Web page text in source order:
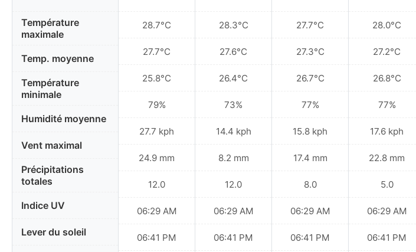
Température
maximale
Temp. moyenne
Température
minimale
Humidité moyenne
Vent maximal
Précipitations
totales
Indice UV
Lever du soleil
28.7°C
27.7°C
25.8°C
79%
27.7 kph
24.9 mm
12.0
06:29 AM
06:41 PM
28.3°C
27.6°C
26.4°C
73%
14.4 kph
8.2 mm
12.0
06:29 AM
06:41 PM
27.7°C
27.3°C
26.7°C
77%
15.8 kph
17.4 mm
8.0
06:29 AM
06:41 PM
28.0°C
27.2°C
26.8°C
77%
17.6 kph
22.8 mm
5.0
06:29 AM
06:41 PM